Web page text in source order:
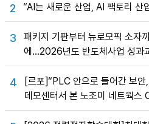
2 “AI는 새로운 산업, AI 팩토리 산
3
패키지 기판부터 뉴로모픽 소자
에…2026년도 반도체사업 성과
4
[르포]“PLC 안으로 들어간 보
데모센터서 본 노조미 네트웍스